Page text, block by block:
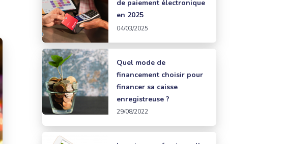
de paiement électronique
en 2025
04/03/2025
Quel mode de
financement choisir pour
financer sa caisse
enregistreuse ?
29/08/2022